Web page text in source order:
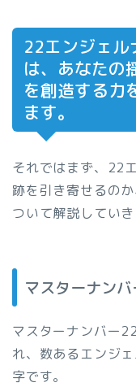
22エンジェル
は、あなたの
を創造する力
ます。
それではまず、22
跡を引き寄せるの
ついて解説していき
マスターナン
マスターナンバー
れ、数あるエンジ
字です。